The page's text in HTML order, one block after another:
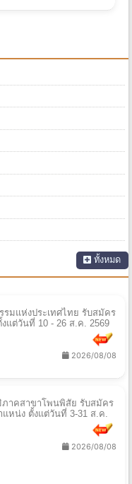
ทั้งหมด
มแห่งประเทศไทย รับสมัคร
แต่วันที่ 10 - 26 ส.ค. 2569
2026/08/08
ภาคสาขาโพนพิสัย รับสมัคร
แหน่ง ตั้งแต่วันที่ 3-31 ส.ค.
2026/08/08